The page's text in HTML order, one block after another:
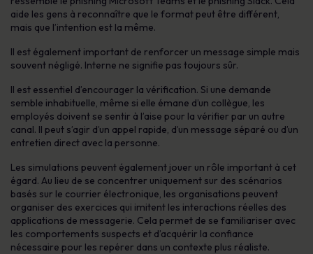
aide les gens à reconnaître que le format peut être différent,
mais que l’intention est la même.
Il est également important de renforcer un message simple mais
souvent négligé. Interne ne signifie pas toujours sûr.
Il est essentiel d’encourager la vérification. Si une demande
semble inhabituelle, même si elle émane d’un collègue, les
employés doivent se sentir à l’aise pour la vérifier par un autre
canal. Il peut s’agir d’un appel rapide, d’un message séparé ou d’un
entretien direct avec la personne.
Les simulations peuvent également jouer un rôle important à cet
égard. Au lieu de se concentrer uniquement sur des scénarios
basés sur le courrier électronique, les organisations peuvent
organiser des exercices qui imitent les interactions réelles des
applications de messagerie. Cela permet de se familiariser avec
les comportements suspects et d’acquérir la confiance
nécessaire pour les repérer dans un contexte plus réaliste.